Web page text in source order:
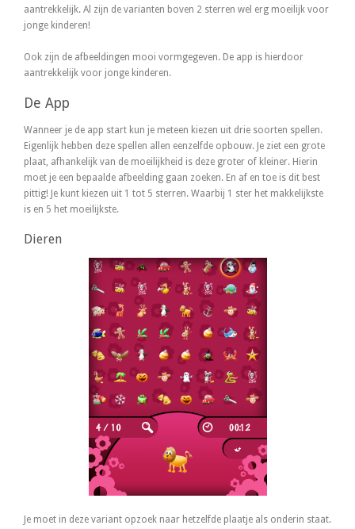
aantrekkelijk. Al zijn de varianten boven 2 sterren wel erg moeilijk voor
jonge kinderen!
Ook zijn de afbeeldingen mooi vormgegeven. De app is hierdoor
aantrekkelijk voor jonge kinderen.
De App
Wanneer je de app start kun je meteen kiezen uit drie soorten spellen.
Eigenlijk hebben deze spellen allen eenzelfde opbouw. Je ziet een grote
plaat, afhankelijk van de moeilijkheid is deze groter of kleiner. Hierin
moet je een bepaalde afbeelding gaan zoeken. En af en toe is dit best
pittig! Je kunt kiezen uit 1 tot 5 sterren. Waarbij 1 ster het makkelijkste
is en 5 het moeilijkste.
Dieren
Je moet in deze variant opzoek naar hetzelfde plaatje als onderin staat.